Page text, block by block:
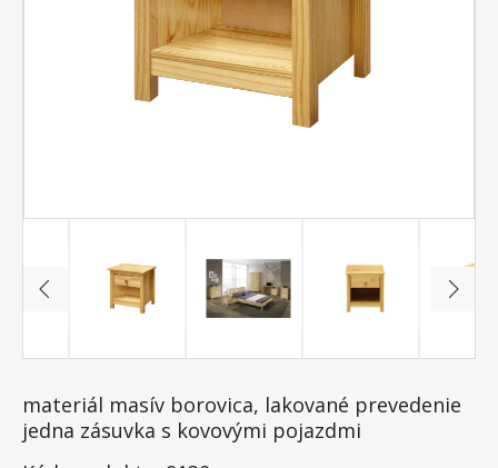
materiál masív borovica, lakované prevedenie
jedna zásuvka s kovovými pojazdmi